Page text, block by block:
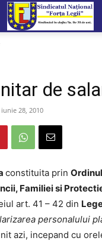
de
iunie 28, 2010
constituita prin Ordinul
Familiei si
art. 41 – 42 din
personalului
azi, incepand cu